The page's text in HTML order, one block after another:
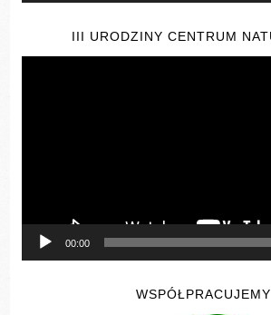
III URODZINY CENTRUM
00:00
WSPÓŁPRACUJEMY